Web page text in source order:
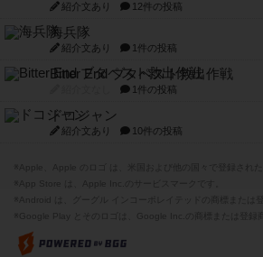
紹介文あり 12件の投稿
海兵隊
紹介文あり 1件の投稿
Bitter End ブタペスト救出作戦
1件の投稿
ドコジャン
紹介文あり 10件の投稿
※Apple、Apple のロゴ は、米国および他の国々で登録され